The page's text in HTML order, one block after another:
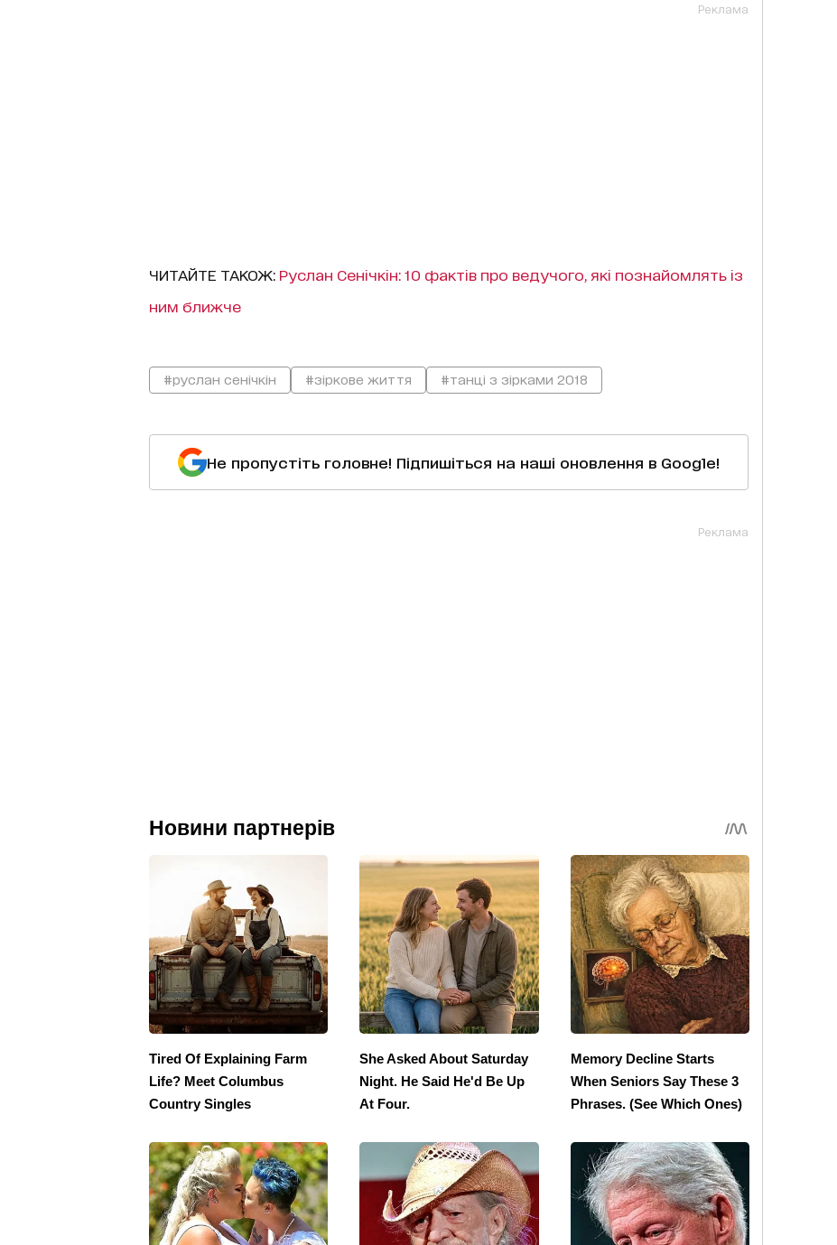
Реклама
ЧИТАЙТЕ ТАКОЖ: Руслан Сенічкін: 10 фактів про ведучого, які познайомлять із
ним ближче
#руслан сенічкін #зіркове життя #танці з зірками 2018
Не пропустіть головне! Підпишіться на наші оновлення в Google!
Реклама